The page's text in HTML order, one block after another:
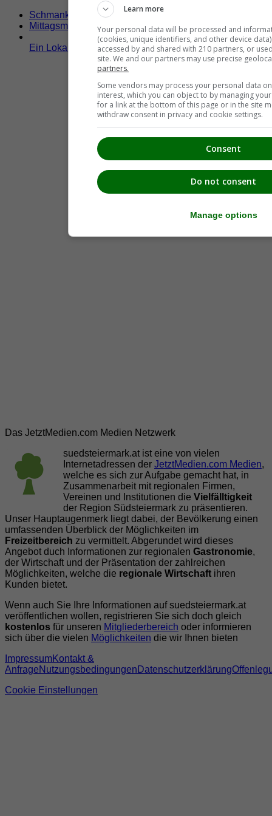
Schmankerltage
Mittagsmenü
Ein Lokal hier eintragen!
Das JetztMedien.com Medien Netzwerk
suedsteiermark.at ist eine von vielen
Internetadressen der JetztMedien.com Medien,
welche es sich zur Aufgabe gemacht hat, in
Zusammenarbeit mit regionalen Firmen,
Vereinen und Institutionen die Vielfälltigkeit
der Region Südsteiermark zu präsentieren.
Unser Hauptaugenmerk liegt dabei, der Bevölkerung einen
umfassenden Überblick der Möglichkeiten im
Freizeitbereich zu vermittelt. Abgerundet wird dieses
Angebot duch Informationen zur regionalen Gastronomie,
der Wirtschaft und der Präsentation der zahlreichen
Möglichkeiten, welche die regionale Wirtschaft ihren
Kunden bietet.
Wenn auch Sie Ihre Informationen auf suedsteiermark.at
veröffentlichen wollen, registrieren Sie sich doch gleich
kostenlos für unseren Mitgliederbereich oder informieren
sich über die vielen Möglichkeiten die wir Ihnen bieten
ImpressumKontakt &
AnfrageNutzungsbedingungen Datenschutzerklärung
Cookie Einstellungen
Learn more
Your personal data will be processed and
(cookies, unique identifiers, and other device
accessed by and shared with 210 partners, or
site. We and our partners may use precise
partners.
Some vendors may process your personal data
interest, which you can object to by managing
for a link at the bottom of this page or in the site
withdraw consent in privacy and cookie settings.
Consent
Do not consent
Manage options